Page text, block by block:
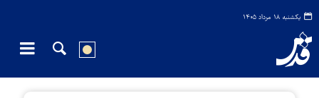
یکشنبه ۱۸ مرداد ۱۴۰۵